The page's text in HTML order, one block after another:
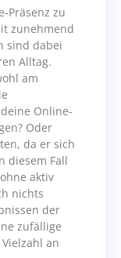
Präsenz zu
zunehmend
sind dabei
Alltag.
am
Online-
Oder
da er sich
diesem Fall
aktiv
nichts
der
zufällige
an